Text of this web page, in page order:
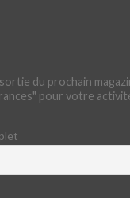
du prochain
pour votre